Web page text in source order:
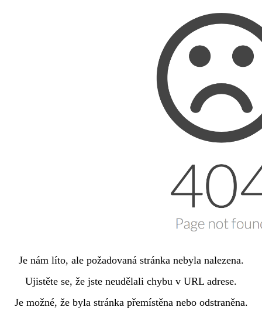
Je nám líto, ale požadovaná stránka nebyla nalezena.
Ujistěte se, že jste neudělali chybu v URL adrese.
Je možné, že byla stránka přemístěna nebo odstraněna.